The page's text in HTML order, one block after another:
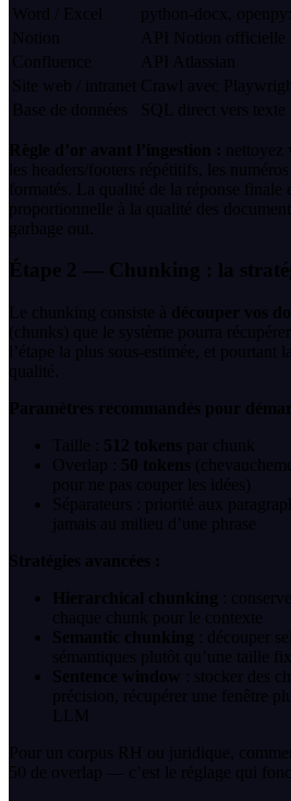
Word / Excel
python-docx,
Notion
API Notion officielle
Confluence
API Atlassian
Site web / intranet Crawl avec
Base de données
SQL direct vers texte
Règle d’or avant l’ingestion :
les headers/footers répétitifs, les
formatés. La qualité de la réponse finale
proportionnelle à la qualité des
garbage out.
Étape 2 — Chunking : la
Le chunking consiste à découper vos
(chunks) que le système pourra
l’étape la plus sous-estimée, et pourtant
qualité.
Paramètres recommandés pour
Taille :
512 tokens par chunk
Overlap :
50 tokens
pour ne pas couper les idées)
Séparateurs : priorité aux
jamais au milieu d’une phrase
Stratégies avancées :
Hierarchical chunking :
chaque chunk pour le contexte
Semantic chunking : découper
sémantiques plutôt qu’une taille
Sentence window : stocker des
précision, récupérer une fenêtre
LLM
Pour un corpus RH ou juridique,
50 de overlap — c’est le réglage qui